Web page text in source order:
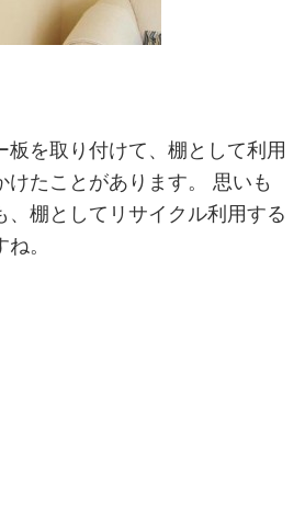
板を取り付けて、棚として利用
たことがあります。
思いも
、棚としてリサイクル利用する
。